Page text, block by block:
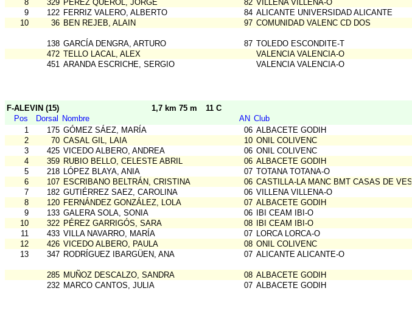
8
329 PEREZ QUEROL, JORGE 82 VILLENA VILLENA-O
9
122 FERRIZ VALERO, ALBERTO 84 ALICANTE UNIVERSIDAD ALICANTE
10
36 BEN REJEB, ALAIN 97 COMUNIDAD VALENC CD DOS
138 GARCÍA DENGRA, ARTURO 87 TOLEDO ESCONDITE-T
472 TELLO LACAL, ALEX VALENCIA VALENCIA-O
451 ARANDA ESCRICHE, SERGIO VALENCIA VALENCIA-O
F-ALEVIN (15) 1,7 km 75 m
11 C
Pos
Dorsal Nombre AN Club
1
175 GÓMEZ SÁEZ, MARÍA 06 ALBACETE GODIH
2
70 CASAL GIL, LAIA 10 ONIL COLIVENC
3
425 VICEDO ALBERO, ANDREA 06 ONIL COLIVENC
4
359 RUBIO BELLO, CELESTE ABRIL 06 ALBACETE GODIH
5
218 LÓPEZ BLAYA, ANIA 07 TOTANA TOTANA-O
6
107 ESCRIBANO BELTRÁN, CRISTINA 06 CASTILLA-LA MANC BMT CASAS DE VES
7
182 GUTIÉRREZ SAEZ, CAROLINA 06 VILLENA VILLENA-O
8
120 FERNÁNDEZ GONZÁLEZ, LOLA 07 ALBACETE GODIH
9
133 GALERA SOLA, SONIA 06 IBI CEAM IBI-O
10
322 PÉREZ GARRIGÓS, SARA 08 IBI CEAM IBI-O
11
433 VILLA NAVARRO, MARÍA 07 LORCA LORCA-O
12
426 VICEDO ALBERO, PAULA 08 ONIL COLIVENC
13
347 RODRÍGUEZ IBARGÜEN, ANA 07 ALICANTE ALICANTE-O
285 MUÑOZ DESCALZO, SANDRA 08 ALBACETE GODIH
232 MARCO CANTOS, JULIA 07 ALBACETE GODIH